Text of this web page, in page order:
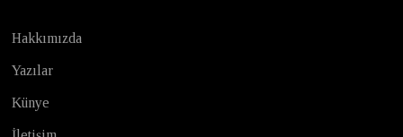
Hakkımızda
Yazılar
Künye